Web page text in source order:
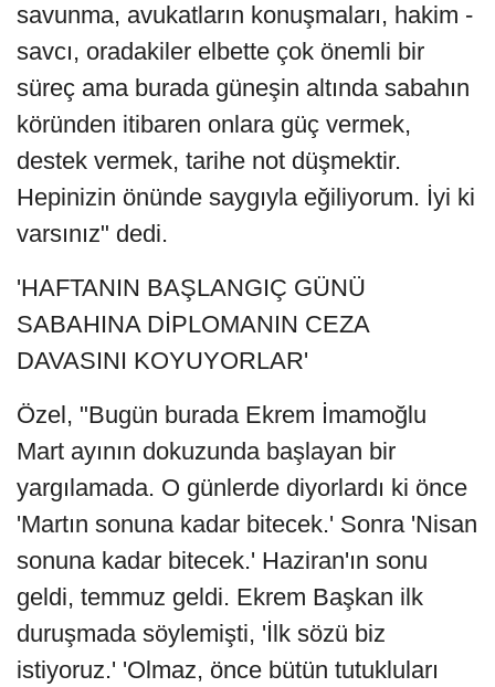
savunma, avukatların konuşmaları, hakim -
savcı, oradakiler elbette çok önemli bir
süreç ama burada güneşin altında sabahın
köründen itibaren onlara güç vermek,
destek vermek, tarihe not düşmektir.
Hepinizin önünde saygıyla eğiliyorum. İyi ki
varsınız" dedi.
'HAFTANIN BAŞLANGIÇ GÜNÜ
SABAHINA DİPLOMANIN CEZA
DAVASINI KOYUYORLAR'
Özel, "Bugün burada Ekrem İmamoğlu
Mart ayının dokuzunda başlayan bir
yargılamada. O günlerde diyorlardı ki önce
'Martın sonuna kadar bitecek.' Sonra 'Nisan
sonuna kadar bitecek.' Haziran'ın sonu
geldi, temmuz geldi. Ekrem Başkan ilk
duruşmada söylemişti, 'İlk sözü biz
istiyoruz.' 'Olmaz, önce bütün tutukluları